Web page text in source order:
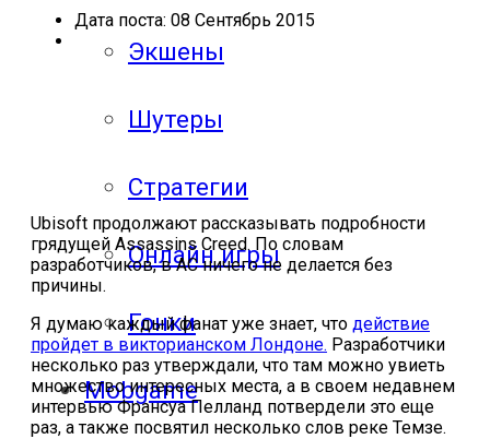
Экшены
Шутеры
Стратегии
Онлайн игры
Гонки
Mobgame
Дата поста: 08 Сентябрь 2015
Ubisoft продолжают рассказывать подробности
грядущей Assassins Creed. По словам
разработчиков, в AC ничего не делается без
причины.
Я думаю каждый фанат уже знает, что действие
пройдет в викторианском Лондоне. Разработчики
несколько раз утверждали, что там можно увиеть
множество интересных места, а в своем недавнем
интервью Франсуа Пелланд потвердели это еще
раз, а также посвятил несколько слов реке Темзе.